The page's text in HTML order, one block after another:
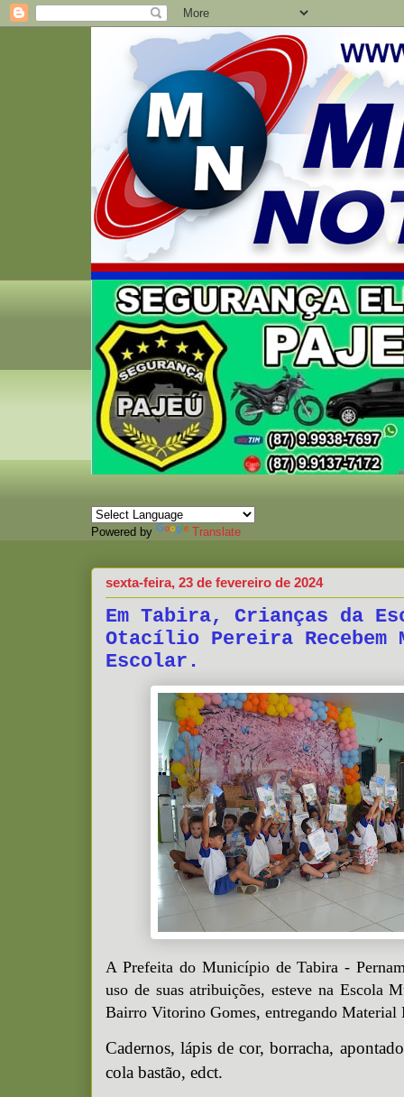
Powered by Translate
sexta-feira, 23 de fevereiro de 2024
Em Tabira, Crianças da
Otacílio Pereira Recebem
Escolar.
A Prefeita do Município de Tabira -
uso de suas atribuições, esteve na Escola
Bairro Vitorino Gomes, entregando Material
Cadernos, lápis de cor, borracha,
cola bastão, edct.